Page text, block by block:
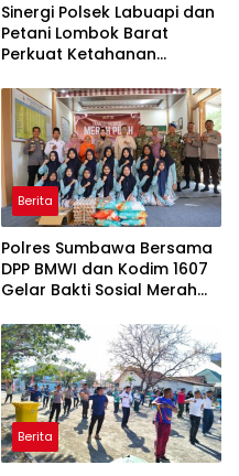
Sinergi Polsek Labuapi dan
Petani Lombok Barat
Perkuat Ketahanan
Berita
Polres Sumbawa Bersama
DPP BMWI dan Kodim 1607
Gelar Bakti Sosial Merah
Hidayatullah
Berita